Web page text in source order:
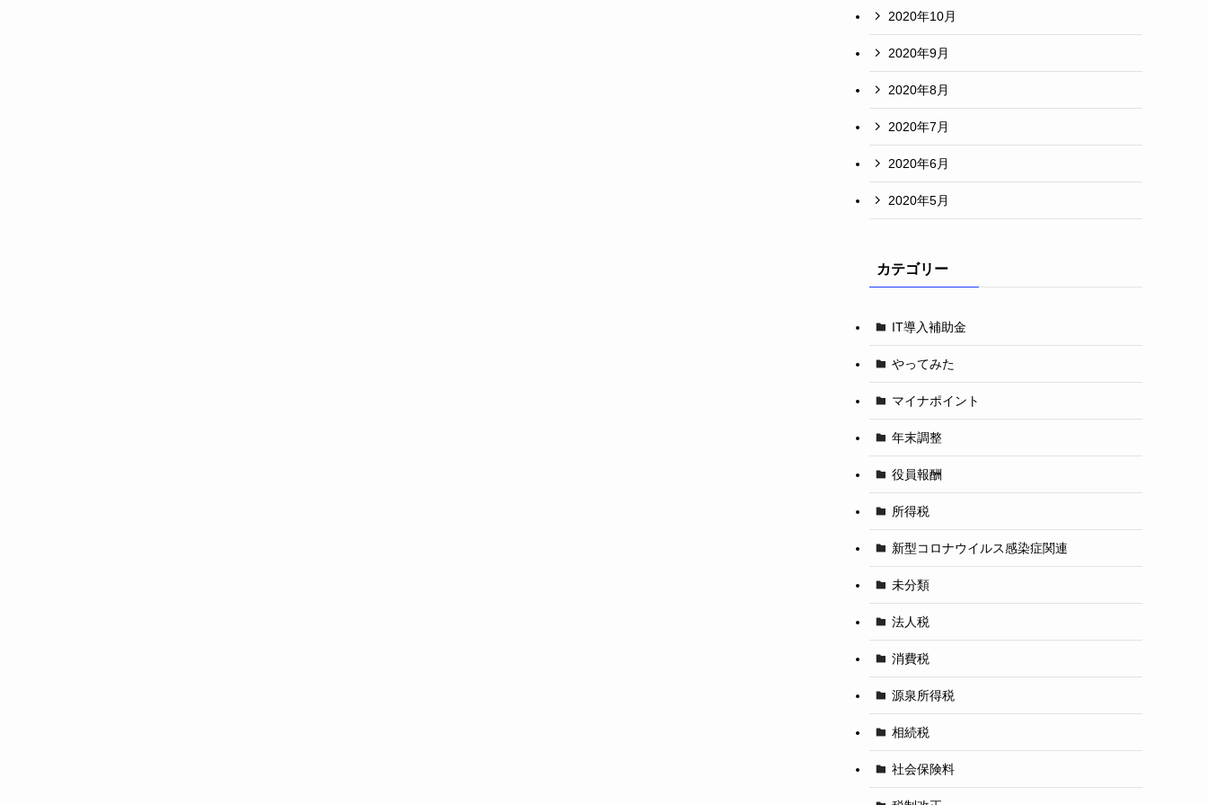
2020年10月
2020年9月
2020年8月
2020年7月
2020年6月
2020年5月
カテゴリー
IT導入補助金
やってみた
マイナポイント
年末調整
役員報酬
所得税
新型コロナウイルス感染症関連
未分類
法人税
消費税
源泉所得税
相続税
社会保険料